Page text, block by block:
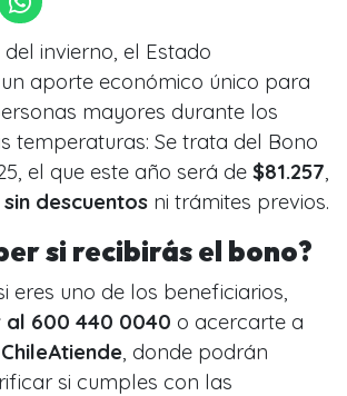
invierno, el Estado
aporte económico único para
mayores durante los
temperaturas: Se trata del Bono
el que este año será de $81.257,
sin descuentos ni trámites previos.
si recibirás el bono?
eres uno de los beneficiarios,
al 600 440 0040 o acercarte a
ChileAtiende, donde podrán
si cumples con las